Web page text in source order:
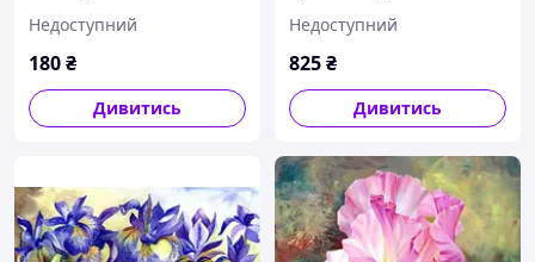
Недоступний
180₴
Дивитись
Недоступний
825₴
Дивитись